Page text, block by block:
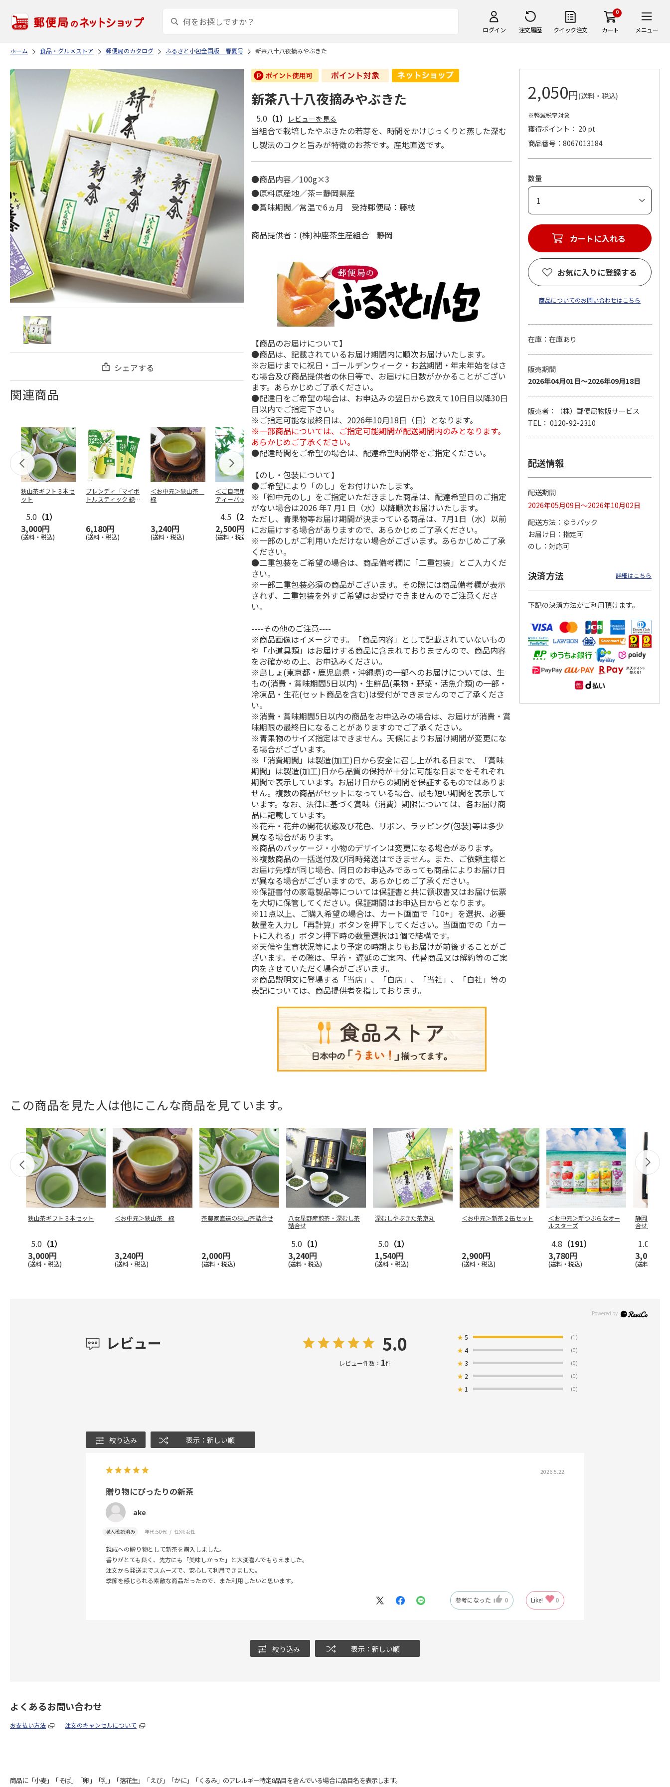
ログイン 注文履歴 クイック注文
0
カート メニュー
ホーム 食品・グルメストア 郵便局のカタログ ふるさと小包全国版 春夏号 新茶八十八夜摘みやぶきた
シェアする
関連商品
狭山茶ギフト３本セ
ット
5.0 （1）
3,000円
(送料・税込)
ブレンディ「マイボ
トルスティック 緑
6,180円
(送料・税込)
＜お中元＞狭山茶
緑
3,240円
(送料・税込)
＜ご自宅用＞冷茶用
ティーバッグセット
4.5 （2）
2,500円
(送料・税込)
＜お中元＞銘茶詰合
せ 合組煎茶山本
山 煎茶かけがわ
4,300円
(送料・税込)
茶農家直送の狭山茶
詰合せ
2,000円
(送料・税込)
八女星野産煎茶・深
むし茶詰合せ
5.0（1）
3,240円
(送料・税込)
金棒茶能登復興ラベ
ル3種セット
2,610円
(送料・税込)
茶通亭 匠の茶
1,080円
(送料別・税込)
新茶八十八夜摘みやぶきた
5.0 （1） レビューを見る
当組合で栽培したやぶきたの若芽を、時間をかけじっくりと蒸した深む
し製法のコクと旨みが特徴のお茶です。産地直送です。
●商品内容／100g×3
●原料原産地／茶＝静岡県産
●賞味期間／常温で6ヵ月 受持郵便局：藤枝
商品提供者：(株)神座茶生産組合 静岡
【商品のお届けについて】
●商品は、記載されているお届け期間内に順次お届けいたします。
※お届けまでに祝日・ゴールデンウィーク・お盆期間・年末年始をはさ
む場合及び商品提供者の休日等で、お届けに日数がかかることがござい
ます。あらかじめご了承ください。
●配達日をご希望の場合は、お申込みの翌日から数えて10日目以降30日
目以内でご指定下さい。
※ご指定可能な最終日は、2026年10月18日（日）となります。
※一部商品については、ご指定可能期間が配送期間内のみとなります。
あらかじめご了承ください。
●配達時間をご希望の場合は、配達希望時間帯をご指定ください。
【のし・包装について】
●ご希望により「のし」をお付けいたします。
※「御中元のし」をご指定いただきました商品は、配達希望日のご指定
がない場合は2026 年7 月1 日（水）以降順次お届けいたします。
ただし、青果物等お届け期間が決まっている商品は、7月1日（水）以前
にお届けする場合がありますので、あらかじめご了承ください。
※一部のしがご利用いただけない場合がございます。あらかじめご了承
ください。
●二重包装をご希望の場合は、商品備考欄に「二重包装」とご入力くだ
さい。
※一部二重包装必須の商品がございます。その際には商品備考欄が表示
されず、二重包装を外すご希望はお受けできませんのでご注意くださ
い。
----その他のご注意----
※商品画像はイメージです。「商品内容」として記載されていないもの
や「小道具類」はお届けする商品に含まれておりませんので、商品内容
をお確かめの上、お申込みください。
※島しょ(東京都・鹿児島県・沖縄県)の一部へのお届けについては、生
もの(消費・賞味期間5日以内)・生鮮品(果物・野菜・活魚介類)の一部・
冷凍品・生花(セット商品を含む)は受付ができませんのでご了承くださ
い。
※消費・賞味期間5日以内の商品をお申込みの場合は、お届けが消費・賞
味期限の最終日になることがありますのでご了承ください。
※青果物のサイズ指定はできません。天候によりお届け期間が変更にな
る場合がございます。
※「消費期間」は製造(加工)日から安全に召し上がれる日まで、「賞味
期間」は製造(加工)日から品質の保持が十分に可能な日までをそれぞれ
期間で表示しています。お届け日からの期間を保証するものではありま
せん。複数の商品がセットになっている場合、最も短い期間を表示して
います。なお、法律に基づく賞味（消費）期限については、各お届け商
品に記載しています。
※花卉・花弁の開花状態及び花色、リボン、ラッピング(包装)等は多少
異なる場合があります。
※商品のパッケージ・小物のデザインは変更になる場合があります。
※複数商品の一括送付及び同時発送はできません。また、ご依頼主様と
お届け先様が同じ場合、同日のお申込みであっても商品によりお届け日
が異なる場合がございますので、あらかじめご了承ください。
※保証書付の家電製品等については保証書と共に領収書又はお届け伝票
を大切に保管してください。保証期間はお申込日からとなります。
※11点以上、ご購入希望の場合は、カート画面で「10+」を選択、必要
数量を入力し「再計算」ボタンを押下してください。当画面での「カー
トに入れる」ボタン押下時の数量選択は1個で結構です。
※天候や生育状況等により予定の時期よりもお届けが前後することがご
ざいます。その際は、早着・ 遅延のご案内、代替商品又は解約等のご案
内をさせていただく場合がございます。
※商品説明文に登場する「当店」、「自店」、「当社」、「自社」等の
表記については、商品提供者を指しております。
2,050円(送料・税込)
※軽減税率対象
獲得ポイント： 20 pt
商品番号
8067013184
数量
お気に入りに登録する
商品についてのお問い合わせはこちら
在庫：在庫あり
販売期間
2026年04月01日～2026年09月18日
販売者：（株）郵便局物販サービス
TEL： 0120-92-2310
配送情報
配送期間
2026年05月09日～2026年10月02日
配送方法
ゆうパック
お届け日
指定可
のし
対応可
決済方法 詳細はこちら
下記の決済方法がご利用頂けます。
この商品を見た人は他にこんな商品を見ています。
狭山茶ギフト３本セット
5.0 （1）
3,000円
(送料・税込)
＜お中元＞狭山茶 緑
3,240円
(送料・税込)
茶農家直送の狭山茶詰合せ
2,000円
(送料・税込)
八女星野産煎茶・深むし茶
詰合せ
5.0 （1）
3,240円
(送料・税込)
深むしやぶきた茶京丸
5.0 （1）
1,540円
(送料・税込)
＜お中元＞新茶２缶セット
2,900円
(送料・税込)
＜お中元＞新つぶらなオー
ルスターズ
4.8 （191）
3,780円
(送料・税込)
静岡・小山
合せ」 Ａ
1.0
3,000円
(送料・税込)
レビュー 5.0
レビュー件数： 1件
★5 (1)
★4 (0)
★3 (0)
★ 2 (0)
★ 1 (0)
絞り込み 表示：新しい順
2026.5.22
贈り物にぴったりの新茶
ake
購入確認済み 年代:50代 性別:女性
親戚への贈り物として新茶を購入しました。
香りがとても良く、先方にも「美味しかった」と大変喜んでもらえました。
注文から発送までスムーズで、安心して利用できました。
季節を感じられる素敵な商品だったので、また利用したいと思います。
参考になった 0 Like! 0
絞り込み 表示：新しい順
よくあるお問い合わせ
お支払い方法 注文のキャンセルについて
商品に「小麦」「そば」「卵」「乳」「落花生」「えび」「かに」「くるみ」のアレルギー特定8品目を含んでいる場合に品目名を表示します。